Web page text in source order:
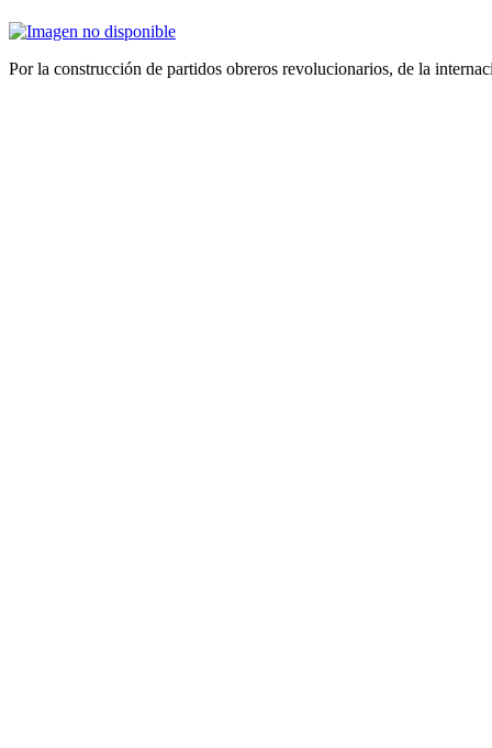
Por la construcción de partidos obreros revolucionarios, de la